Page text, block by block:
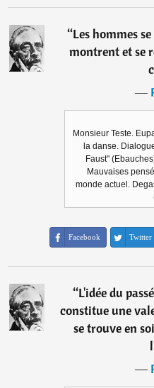
“Les hommes
montrent et se
―
Monsieur Teste.
la danse.
Faust"
Mauvaises
monde actuel.
Facebook Twitter
“L'idée du
constitue une
se trouve en
―